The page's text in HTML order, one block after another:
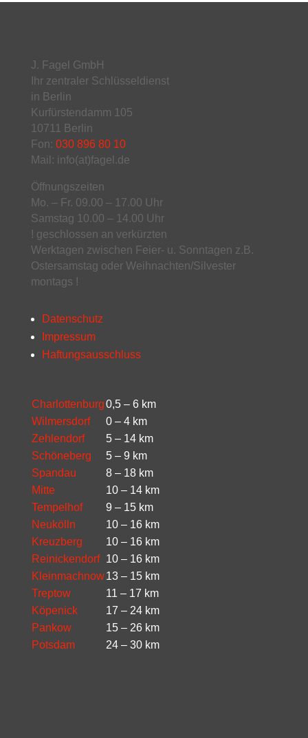
J. Fagel GmbH
Ihr zentraler Schlüsseldienst
in Berlin
Kurfürstendamm 105
10711 Berlin
Fon: 030 896 80 10
Mail: info(at)fagel.de
Öffnungszeiten
Mo. – Fr. 09.00 – 17.00 Uhr
Samstag 10.00 – 14.00 Uhr
! geschlossen an verkürzten
Werktagen zwischen Feier- u. Sonntagen z.B.
Ostersamstag oder Weihnachten/Silvester
montags !
Datenschutz
Impressum
Haftungsausschluss
Charlottenburg0,5 – 6 km
Wilmersdorf
0 – 4 km
Zehlendorf
5 – 14 km
Schöneberg
5 – 9 km
Spandau
8 – 18 km
Mitte
10 – 14 km
Tempelhof
9 – 15 km
Neukölln
10 – 16 km
Kreuzberg
10 – 16 km
Reinickendorf
10 – 16 km
Kleinmachnow13 – 15 km
Treptow
11 – 17 km
Köpenick
17 – 24 km
Pankow
15 – 26 km
Potsdam
24 – 30 km